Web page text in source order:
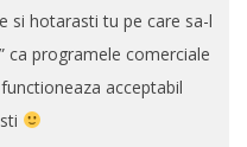
si hotarasti tu pe care sa-l
ca programele comerciale
acceptabil